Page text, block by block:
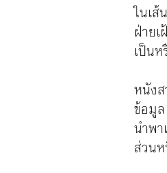
ในเ
ฝ่าย
เป็นห
หนัง
ข้อมู
นำพ
ส่วน